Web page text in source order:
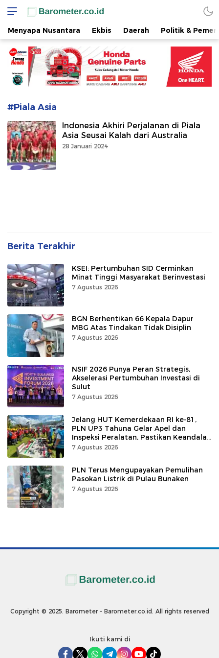
www.barometer.co.id
Berita Terkini di Sulawesi Utara
Menyapa Nusantara Ekbis Daerah Politik &
#Piala Asia
Indonesia Akhiri Perjalanan di Piala
Asia Seusai Kalah dari Australia
28 Januari 2024
Berita Terakhir
KSEI: Pertumbuhan SID Cerminkan
Minat Tinggi Masyarakat Berinvestasi
7 Agustus 2026
BGN Berhentikan 66 Kepala Dapur
MBG Atas Tindakan Tidak Disiplin
7 Agustus 2026
NSIF 2026 Punya Peran Strategis,
Akselerasi Pertumbuhan Investasi di
Sulut
7 Agustus 2026
Jelang HUT Kemerdekaan RI ke-81,
PLN UP3 Tahuna Gelar Apel dan
Inspeksi Peralatan, Pastikan Keandalan
Listrik
7 Agustus 2026
PLN Terus Mengupayakan Pemulihan
Pasokan Listrik di Pulau Bunaken
7 Agustus 2026
Copyright © 2025. Barometer – Barometer.co.id. All rights reserved
Ikuti kami di